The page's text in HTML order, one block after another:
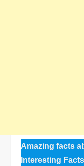
Amazing facts
Interesting